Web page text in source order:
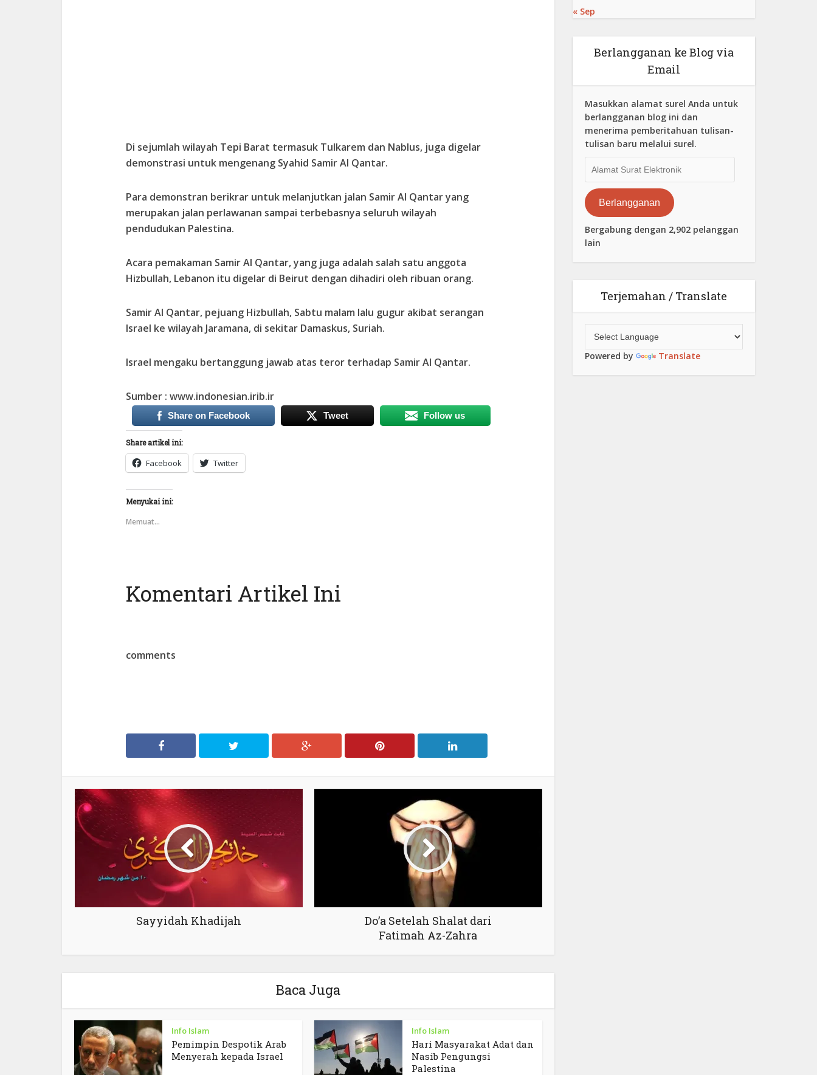
Di sejumlah wilayah Tepi Barat termasuk Tulkarem dan Nablus, juga digelar
demonstrasi untuk mengenang Syahid Samir Al Qantar.
Para demonstran berikrar untuk melanjutkan jalan Samir Al Qantar yang
merupakan jalan perlawanan sampai terbebasnya seluruh wilayah
pendudukan Palestina.
Acara pemakaman Samir Al Qantar, yang juga adalah salah satu anggota
Hizbullah, Lebanon itu digelar di Beirut dengan dihadiri oleh ribuan orang.
Samir Al Qantar, pejuang Hizbullah, Sabtu malam lalu gugur akibat serangan
Israel ke wilayah Jaramana, di sekitar Damaskus, Suriah.
Israel mengaku bertanggung jawab atas teror terhadap Samir Al Qantar.
Sumber : www.indonesian.irib.ir
Share on Facebook Tweet Follow us
Share artikel ini:
Facebook Twitter
Menyukai ini:
Memuat...
Komentari Artikel Ini
comments
Sayyidah Khadijah
Do’a Setelah Shalat dari
Fatimah Az-Zahra
Baca Juga
Info Islam
Pemimpin Despotik Arab
Menyerah kepada Israel
Info Islam
Hari Masyarakat Adat dan
Nasib Pengungsi
Palestina
« Sep
Berlangganan ke Blog via
Email
Masukkan alamat surel Anda untuk
berlangganan blog ini dan
menerima pemberitahuan tulisan-
tulisan baru melalui surel.
Surat
Elektronik
Berlangganan
Bergabung dengan 2,902 pelanggan
lain
Terjemahan / Translate
Powered by Translate